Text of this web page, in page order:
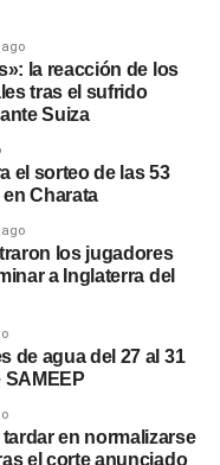
la reacción de los
tras el sufrido
Suiza
el sorteo de las 53
Charata
los jugadores
a Inglaterra del
de agua del 27 al 31
en normalizarse
el corte anunciado